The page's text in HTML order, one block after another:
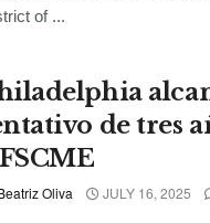
of ...
de tres
Oliva JULY 16, 2025